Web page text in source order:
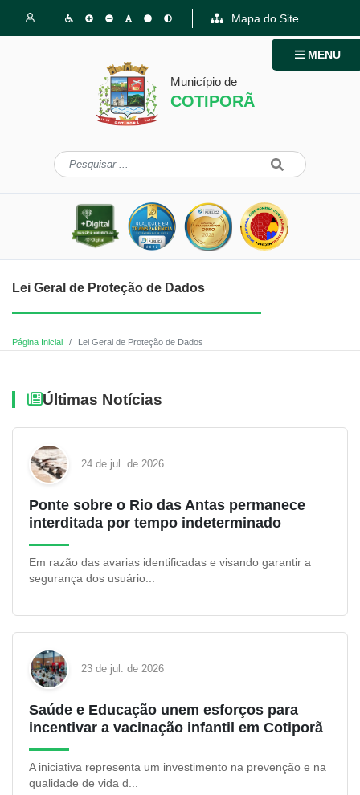
Mapa do Site
Município de
COTIPORÃ
MENU
Lei Geral de Proteção de Dados
Página Inicial Lei Geral de Proteção de Dados
Últimas Notícias
24 de jul. de 2026
Ponte sobre o Rio das Antas permanece
interditada por tempo indeterminado
Em razão das avarias identificadas e visando garantir a
segurança dos usuário...
23 de jul. de 2026
Saúde e Educação unem esforços para
incentivar a vacinação infantil em Cotiporã
A iniciativa representa um investimento na prevenção e na
qualidade de vida d...